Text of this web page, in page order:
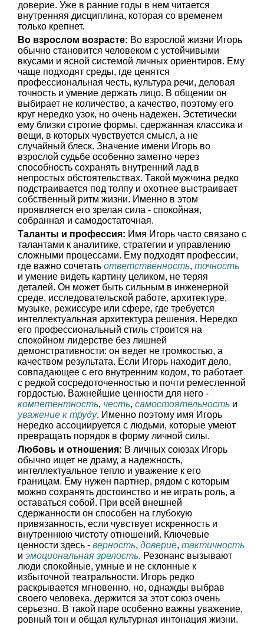
доверие. Уже в ранние годы в нем читается
внутренняя дисциплина, которая со временем
только крепнет.
Во взрослом возрасте: Во взрослой жизни Игорь
обычно становится человеком с устойчивыми
вкусами и ясной системой личных ориентиров. Ему
чаще подходят среды, где ценятся
профессиональная честь, культура речи, деловая
точность и умение держать лицо. В общении он
выбирает не количество, а качество, поэтому его
круг нередко узок, но очень надежен. Эстетически
ему близки строгие формы, сдержанная классика и
вещи, в которых чувствуется смысл, а не
случайный блеск. Значение имени Игорь во
взрослой судьбе особенно заметно через
способность сохранять внутренний лад в
непростых обстоятельствах. Такой мужчина редко
подстраивается под толпу и охотнее выстраивает
собственный ритм жизни. Именно в этом
проявляется его зрелая сила - спокойная,
собранная и самодостаточная.
Таланты и профессия: Имя Игорь часто связано с
талантами к аналитике, стратегии и управлению
сложными процессами. Ему подходят профессии,
где важно сочетать ответственность, точность
и умение видеть картину целиком, не теряя
деталей. Он может быть сильным в инженерной
среде, исследовательской работе, архитектуре,
музыке, режиссуре или сфере, где требуется
интеллектуальная архитектура решения. Нередко
его профессиональный стиль строится на
спокойном лидерстве без лишней
демонстративности: он ведет не громкостью, а
качеством результата. Если Игорь находит дело,
совпадающее с его внутренним кодом, то работает
с редкой сосредоточенностью и почти ремесленной
гордостью. Важнейшие ценности для него -
компетентность, честь, самостоятельность и
уважение к труду. Именно поэтому имя Игорь
нередко ассоциируется с людьми, которые умеют
превращать порядок в форму личной силы.
Любовь и отношения: В личных союзах Игорь
обычно ищет не драму, а надежность,
интеллектуальное тепло и уважение к его
границам. Ему нужен партнер, рядом с которым
можно сохранять достоинство и не играть роль, а
оставаться собой. При всей внешней
сдержанности он способен на глубокую
привязанность, если чувствует искренность и
внутреннюю чистоту отношений. Ключевые
ценности здесь - верность, доверие, тактичность
и эмоциональная зрелость. Резонанс вызывают
люди спокойные, умные и не склонные к
избыточной театральности. Игорь редко
раскрывается мгновенно, но, однажды выбрав
своего человека, держится за этот союз очень
серьезно. В такой паре особенно важны уважение,
ровный тон и общая культурная интонация жизни.